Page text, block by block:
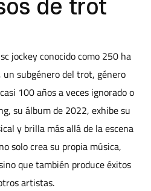
de trot
jockey conocido como 250 ha
un subgénero del trot, género
100 años a veces ignorado o
su álbum de 2022, exhibe su
y brilla más allá de la escena
solo crea su propia música,
que también produce éxitos
artistas.